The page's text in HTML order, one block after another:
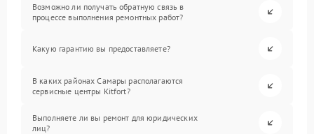
Возможно ли получать обратную связь в
процессе выполнения ремонтных работ?
Какую гарантию вы предоставляете?
В каких районах Самары располагаются
сервисные центры Kitfort?
Выполняете ли вы ремонт для юридических
лиц?